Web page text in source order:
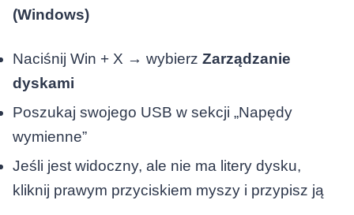
(Windows)
Naciśnij Win + X → wybierz Zarządzanie
dyskami
Poszukaj swojego USB w sekcji „Napędy
wymienne”
Jeśli jest widoczny, ale nie ma litery dysku,
kliknij prawym przyciskiem myszy i przypisz ją